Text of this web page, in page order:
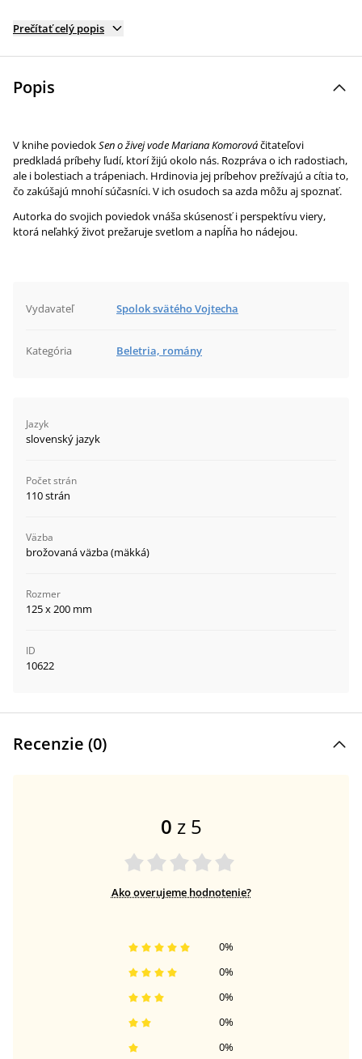
Prečítať celý popis
Popis
V knihe poviedokSen o živej vode Mariana Komorováčitateľovi
predkladá príbehy ľudí, ktorí žijú okolo nás. Rozpráva o ich radostiach,
ale i bolestiach a trápeniach. Hrdinovia jej príbehov prežívajú a cítia to,
čo zakúšajú mnohí súčasníci. V ich osudoch sa azda môžu aj spoznať.
Autorka do svojich poviedok vnáša skúsenosť i perspektívu viery,
ktorá neľahký život prežaruje svetlom a napĺňa ho nádejou.
Vydavateľ Spolok svätého Vojtecha
Kategória Beletria, romány
Jazyk
slovenský jazyk
Počet strán
110 strán
Väzba
brožovaná väzba (mäkká)
Rozmer
125 x 200 mm
ID
10622
Recenzie (0)
0 z 5
Ako overujeme hodnotenie?
0%
0%
0%
0%
0%